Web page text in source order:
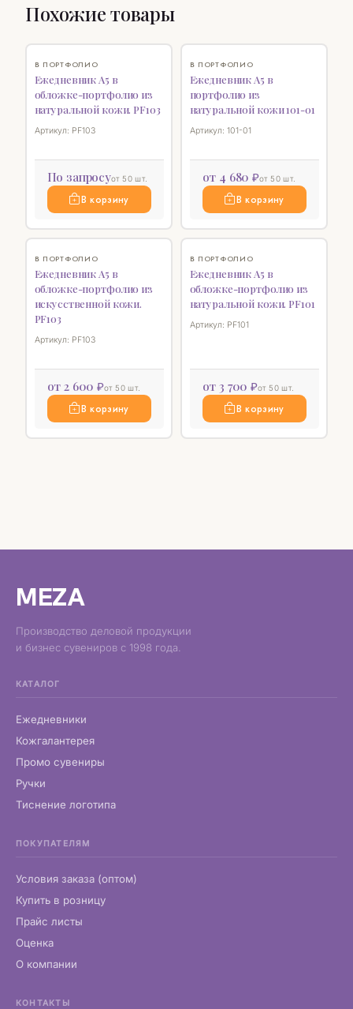
Похожие товары
В ПОРТФОЛИО
Ежедневник А5 в
обложке-портфолио из
натуральной кожи. PF103
Артикул: PF103
По запросуот 50 шт.
В корзину
НОВИНКА
В ПОРТФОЛИО
Ежедневник А5 в
портфолио из
натуральной кожи 101-01
Артикул: 101-01
от 4 680 ₽от 50 шт.
В корзину
НОВИНКА
В ПОРТФОЛИО
Ежедневник А5 в
обложке-портфолио из
искусственной кожи.
PF103
Артикул: PF103
от 2 600 ₽от 50 шт.
В корзину
НОВИНКА
В ПОРТФОЛИО
Ежедневник А5 в
обложке-портфолио из
натуральной кожи. PF101
Артикул: PF101
от 3 700 ₽от 50 шт.
В корзину
MEZA
Производство деловой продукции
и бизнес сувениров с 1998 года.
КАТАЛОГ
Ежедневники
Кожгалантерея
Промо сувениры
Ручки
Тиснение логотипа
ПОКУПАТЕЛЯМ
Условия заказа (оптом)
Купить в розницу
Прайс листы
Оценка
О компании
КОНТАКТЫ